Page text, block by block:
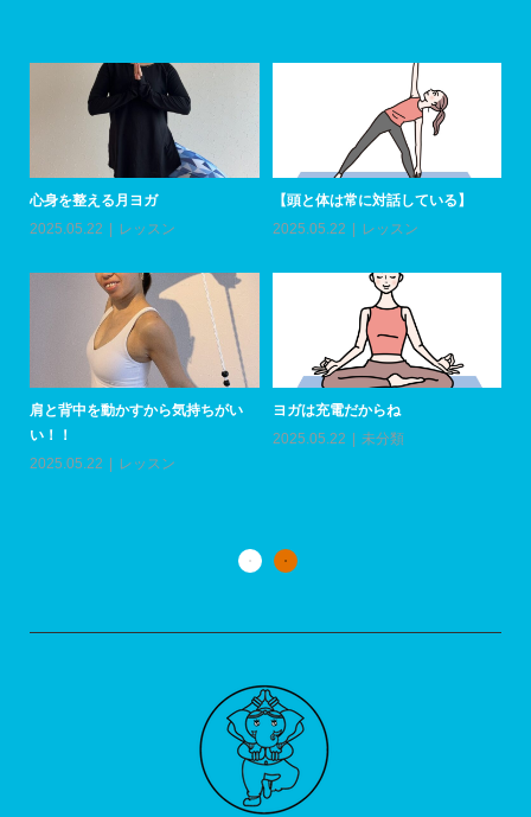
心身を整える月ヨガ
2025.05.22
レッスン
【頭と体は常に対話している】
2025.05.22
レッスン
肩と背中を動かすから気持ちがい
い！！
2025.05.22
レッスン
ヨガは充電だからね
2025.05.22
未分類